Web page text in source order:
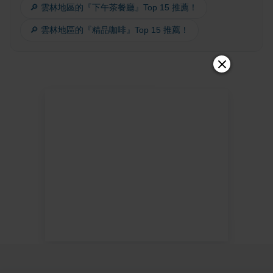
🔎 雲林地區的『下午茶餐廳』Top 15 推薦！
🔎 雲林地區的『精品咖啡』Top 15 推薦！